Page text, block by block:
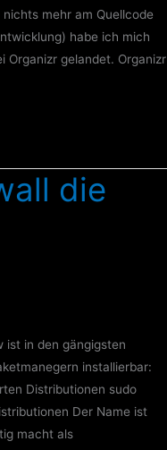
mehr am Quellcode
habe ich mich
Organizr gelandet. Organizr
die
ist in den gängigsten
installierbar:
Distributionen sudo
Der Name ist
macht als